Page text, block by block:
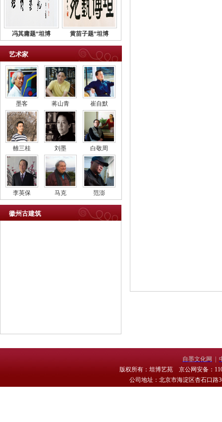
冯其庸题“坦博 黄苗子题“坦博
艺术家
墨客 蒋山青 崔自默
雒三桂 刘墨 白敬周
李英保 马克 范澎
徽州古建筑
自墨文化网
版权所有：坦博艺苑 京公网安备：
公司地址：北京市海淀区杏石口路